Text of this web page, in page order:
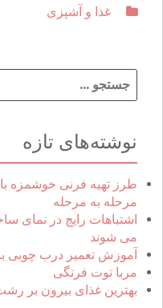
غذا و آشپزی
س
و
ب
ر
ا
ی
:
نوشته‌های تازه
طرز تهیه فرنی خوشمزه
مرحله به مرحله
اشتباهات رایج در نمای
می شوند
آموزش تعمیر درب چوبی
مربا توت فرنگی
بهترین غذای بیرون بر